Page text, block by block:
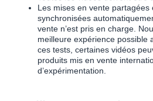
Les mises en vente
synchronisées
vente n’est pris en charge.
meilleure expérience possible
ces tests, certaines vidéos
produits mis en vente
d’expérimentation.